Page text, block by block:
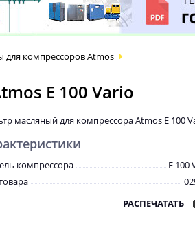
для компрессоров Atmos
E 100 Vario
масляный для компрессора Atmos E 100
компрессора
E 100
РАСПЕЧАТАТЬ